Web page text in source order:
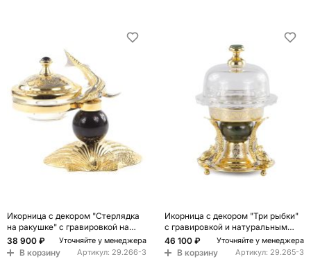
Икорница с декором "Стерлядка
на ракушке" с гравировкой на
подставке из натурального камня
Обсидиан Decorative Cavair
Dishes
38 900 ₽ Уточняйте у менеджера
В корзину Артикул: 29.266-3
Икорница с декором "Три рыбки"
с гравировкой и натуральным
камнем Нефрит Decorative Cavair
Dishes
46 100 ₽ Уточняйте у менеджера
В корзину Артикул: 29.265-3